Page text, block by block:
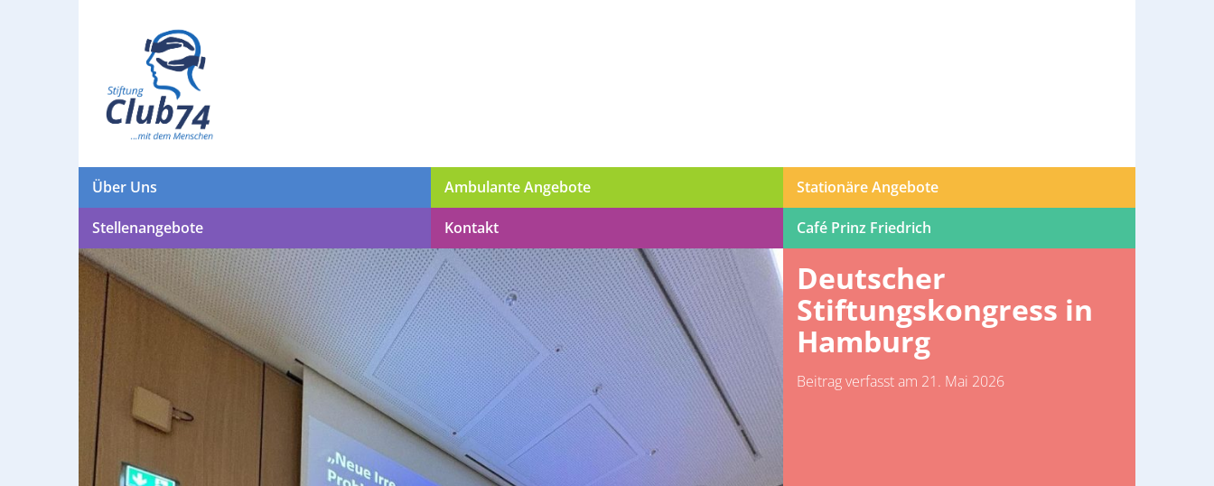
Über Uns Ambulante Angebote Stationäre Angebote
Stellenangebote Kontakt Café Prinz Friedrich
Deutscher
Stiftungskongress in
Hamburg
Beitrag verfasst am 21. Mai 2026